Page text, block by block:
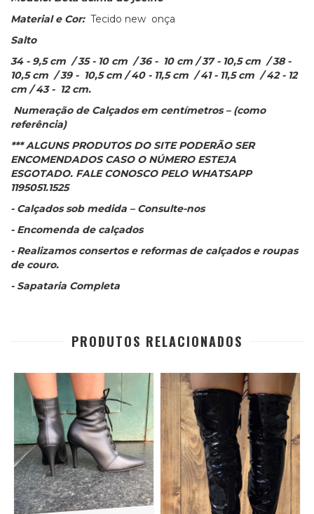
Material e Cor:Tecido new onça
Salto
34 - 9,5 cm / 35 - 10 cm / 36 - 10 cm / 37 - 10,5 cm / 38 -
10,5 cm / 39 - 10,5 cm / 40 - 11,5 cm / 41 - 11,5 cm / 42 - 12
cm / 43 - 12 cm.
Numeração de Calçados em centímetros – (como
referência)
*** ALGUNS PRODUTOS DO SITE PODERÃO SER
ENCOMENDADOS CASO O NÚMERO ESTEJA
ESGOTADO. FALE CONOSCO PELO WHATSAPP
1195051.1525
- Calçados sob medida – Consulte-nos
- Encomenda de calçados
- Realizamos consertos e reformas de calçados e roupas
de couro.
- Sapataria Completa
PRODUTOS RELACIONADOS